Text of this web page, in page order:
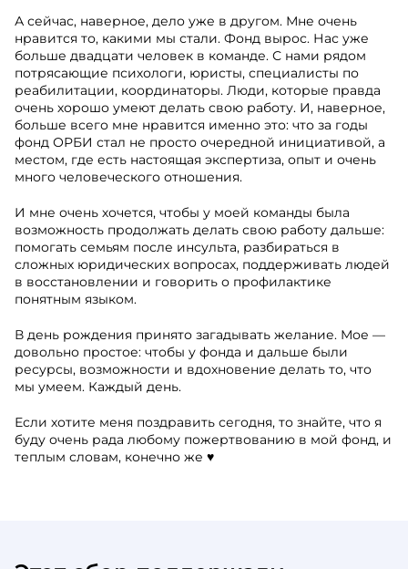
А сейчас, наверное, дело уже в другом. Мне очень
нравится то, какими мы стали. Фонд вырос. Нас уже
больше двадцати человек в команде. С нами рядом
потрясающие психологи, юристы, специалисты по
реабилитации, координаторы. Люди, которые правда
очень хорошо умеют делать свою работу. И, наверное,
больше всего мне нравится именно это: что за годы
фонд ОРБИ стал не просто очередной инициативой, а
местом, где есть настоящая экспертиза, опыт и очень
много человеческого отношения.
И мне очень хочется, чтобы у моей команды была
возможность продолжать делать свою работу дальше:
помогать семьям после инсульта, разбираться в
сложных юридических вопросах, поддерживать людей
в восстановлении и говорить о профилактике
понятным языком.
В день рождения принято загадывать желание. Мое —
довольно простое: чтобы у фонда и дальше были
ресурсы, возможности и вдохновение делать то, что
мы умеем. Каждый день.
Если хотите меня поздравить сегодня, то знайте, что я
буду очень рада любому пожертвованию в мой фонд, и
теплым словам, конечно же ♥️